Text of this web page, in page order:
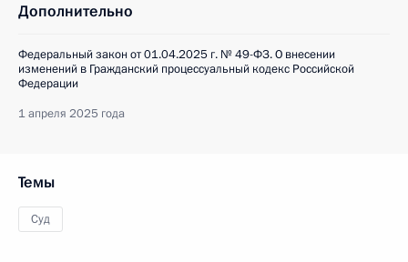
Дополнительно
Федеральный закон от 01.04.2025 г. № 49-ФЗ. О внесении
изменений в Гражданский процессуальный кодекс Российской
Федерации
1 апреля 2025 года
Темы
Суд